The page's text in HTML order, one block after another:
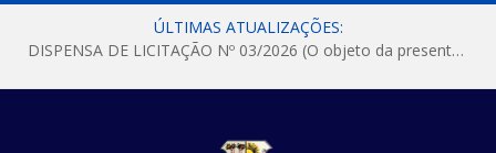
ÚLTIMAS ATUALIZAÇÕES:
DISPENSA DE LICITAÇÃO Nº 03/2026 (O objeto da presente dispensa é a escolha da proposta mais vantajosa para a aquisição, de aparelhos de ar condicionado, tipo Split, com material de instalação e fogão industrial, conforme condições, quantidades e exigências estabelecidas no termo de referencia e neste aviso de contratação direta e seus anexos)